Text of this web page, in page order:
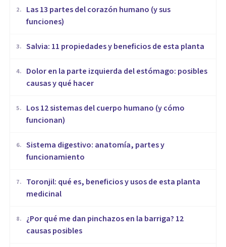
2.
Las 13 partes del corazón humano (y sus
funciones)
3. Salvia: 11 propiedades y beneficios de esta planta
4.
Dolor en la parte izquierda del estómago: posibles
causas y qué hacer
5.
Los 12 sistemas del cuerpo humano (y cómo
funcionan)
6. Sistema digestivo: anatomía, partes y
funcionamiento
7.
Toronjil: qué es, beneficios y usos de esta planta
medicinal
8.
¿Por qué me dan pinchazos en la barriga? 12
causas posibles